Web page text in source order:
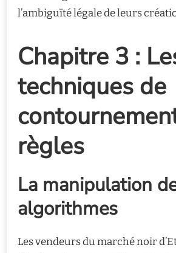
l’ambiguïté légale de leurs
Chapitre 3 :
techniques de
règles
La manipulation
algorithmes
Les vendeurs du marché noir